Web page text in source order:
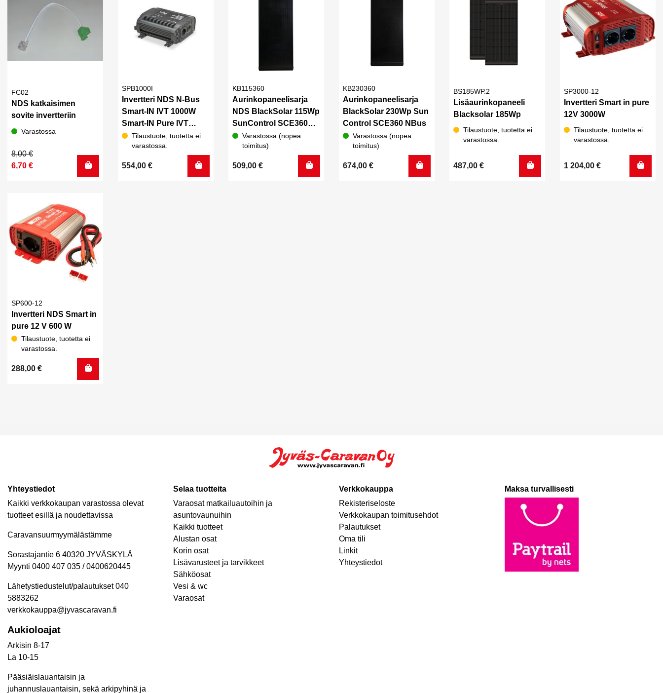
FC02
NDS katkaisimen
sovite invertteriin
Varastossa
8,00€
Alkuperäinen
hinta
6,70 €
Nykyinen
hinta
SPB1000I
Invertteri NDS N-Bus
Smart-IN IVT 1000W
Smart-IN Pure IVT
1000W + Soft Start
Tilaustuote, tuotetta ei
varastossa.
554,00 €
KB115360
Aurinkopaneelisarja
NDS BlackSolar 115Wp
SunControl SCE360
MPPT NBus
Varastossa (nopea
toimitus)
509,00 €
KB230360
Aurinkopaneelisarja
BlackSolar 230Wp Sun
Control SCE360 NBus
Varastossa (nopea
toimitus)
674,00 €
BS185WP.2
Lisäaurinkopaneeli
Blacksolar 185Wp
Tilaustuote, tuotetta ei
varastossa.
487,00 €
SP3000-12
Invertteri Smart in pure
12V 3000W
Tilaustuote, tuotetta ei
varastossa.
1 204,00 €
SP600-12
Invertteri NDS Smart in
pure 12 V 600 W
Tilaustuote, tuotetta ei
varastossa.
288,00 €
Yhteystiedot
Kaikki verkkokaupan varastossa olevat
tuotteet esillä ja noudettavissa
Caravansuurmyymälästämme
Sorastajantie 6 40320 JYVÄSKYLÄ
Myynti 0400 407 035 / 0400620445
Lähetystiedustelut/palautukset 040
5883262
verkkokauppa@jyvascaravan.fi
Aukioloajat
Arkisin 8-17
La 10-15
Pääsiäislauantaisin ja
juhannuslauantaisin, sekä arkipyhinä ja
Selaa tuotteita
Varaosat matkailuautoihin ja
asuntovaunuihin
Kaikki tuotteet
Alustan osat
Korin osat
Lisävarusteet ja tarvikkeet
Sähköosat
Vesi & wc
Varaosat
Verkkokauppa
Rekisteriseloste
Verkkokaupan toimitusehdot
Palautukset
Oma tili
Linkit
Yhteystiedot
Maksa turvallisesti